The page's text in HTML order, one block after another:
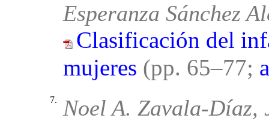
Esperanza Sánchez
Clasificación del
mujeres (pp. 65–77;
7.
Noel A. Zavala-Díaz,